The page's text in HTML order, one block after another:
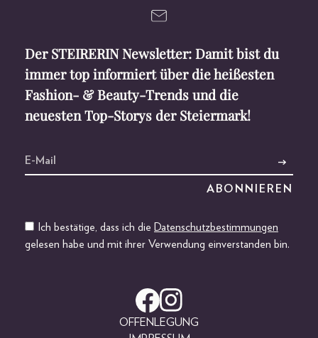
Der STEIRERIN Newsletter: Damit bist du
immer top informiert über die heißesten
Fashion- & Beauty-Trends und die
neuesten Top-Storys der Steiermark!
Ich bestätige, dass ich die Datenschutzbestimmungen
gelesen habe und mit ihrer Verwendung einverstanden bin.
OFFENLEGUNG